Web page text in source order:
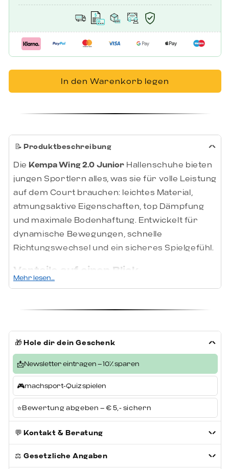
In den Warenkorb legen
📝 Produktbeschreibung
Die Kempa Wing 2.0 Junior Hallenschuhe bieten
jungen Sportlern alles, was sie für volle Leistung
auf dem Court brauchen: leichtes Material,
atmungsaktive Eigenschaften, top Dämpfung
und maximale Bodenhaftung. Entwickelt für
dynamische Bewegungen, schnelle
Richtungswechsel und ein sicheres Spielgefühl.
Vorteile auf einen Blick
Leichtes & atmungsaktives Mesh-
Verstärkte Fersenkappe
Stabilität bei schnellen Stopps und Sprints
Gedämpfte EVA-Zwischensohle– bietet ein
angenehmes, gelenkschonendes
Laufgefühl
alle gängigen Hallenböden
MICHELIN Außensohle
Mehr lesen…
🎁Hole dir dein Geschenk
📩Newsletter eintragen – 10% sparen
🎮machsport-Quiz spielen
⭐Bewertung abgeben – € 5,- sichern
💬 Kontakt & Beratung
⚖️ Gesetzliche Angaben